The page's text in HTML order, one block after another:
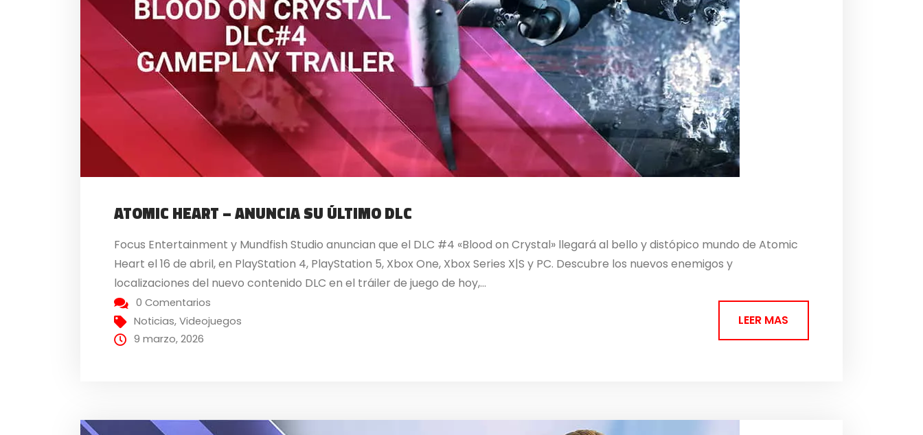
ATOMIC HEART – ANUNCIA SU ÚLTIMO DLC
Focus Entertainment y Mundfish Studio anuncian que el DLC #4 «Blood on Crystal» llegará al bello y distópico mundo de Atomic
Heart el 16 de abril, en PlayStation 4, PlayStation 5, Xbox One, Xbox Series X|S y PC. Descubre los nuevos enemigos y
localizaciones del nuevo contenido DLC en el tráiler de juego de hoy,...
0 Comentarios
Noticias,Videojuegos
9 marzo, 2026
LEER MAS